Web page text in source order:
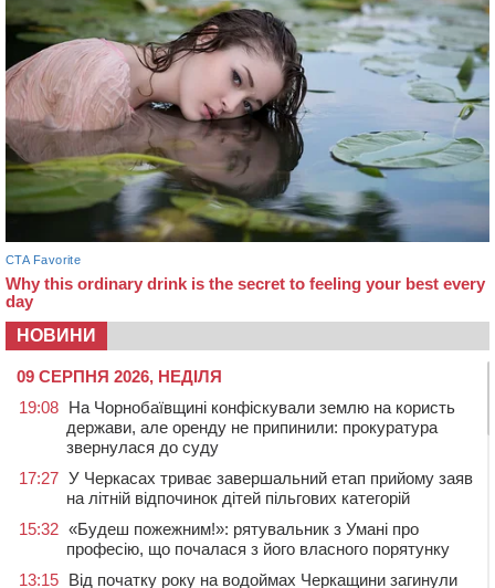
НОВИНИ
09 СЕРПНЯ 2026, НЕДІЛЯ
19:08 На Чорнобаївщині конфіскували землю на користь
держави, але оренду не припинили: прокуратура
звернулася до суду
17:27 У Черкасах триває завершальний етап прийому заяв
на літній відпочинок дітей пільгових категорій
15:32 «Будеш пожежним!»: рятувальник з Умані про
професію, що почалася з його власного порятунку
13:15 Від початку року на водоймах Черкащини загинули